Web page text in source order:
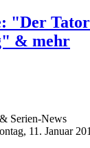
"Der
& mehr
Serien-News
11. Januar